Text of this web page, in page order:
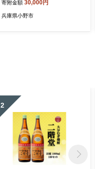
寄附金額 30,000円
兵庫県小野市
2